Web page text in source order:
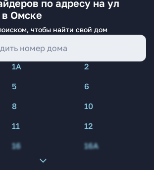
по адресу на ул
в Омске
чтобы найти свой дом
1А
2
5
6
8
10
11
12
16 16А